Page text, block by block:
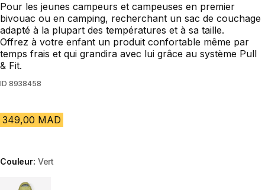
Pour les jeunes campeurs et campeuses en premier
bivouac ou en camping, recherchant un sac de couchage
adapté à la plupart des températures et à sa taille.
Offrez à votre enfant un produit confortable même par
temps frais et qui grandira avec lui grâce au système Pull
& Fit.
ID 8938458
349,00 MAD
Couleur: Vert
Choose a variant